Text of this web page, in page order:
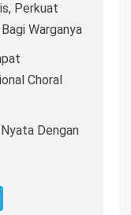
Perkuat
Warganya
Choral
Dengan